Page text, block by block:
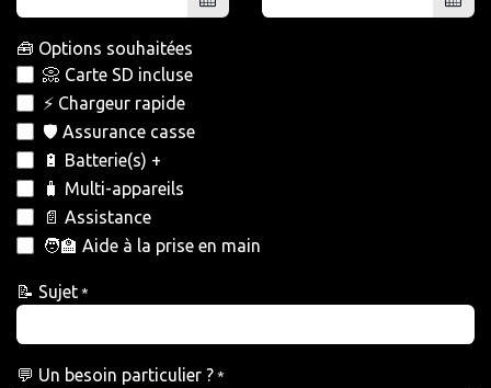
🧰 Options souhaitées
📀 Carte SD incluse
⚡ Chargeur rapide
🛡️ Assurance casse
🔋 Batterie(s) +
🧳 Multi-appareils
📄 Assistance
🧑‍🏫 Aide à la prise en main
📝 Sujet*
💬 Un besoin particulier ?*